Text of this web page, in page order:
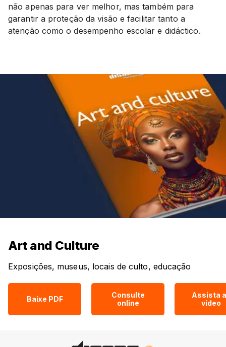
não apenas para ver melhor, mas também para
garantir a proteção da visão e facilitar tanto a
atenção como o desempenho escolar e didáctico.
Art and Culture
Exposições, museus, locais de culto, educação
Baixe PDF
Consulte
online
Assista
vídeo